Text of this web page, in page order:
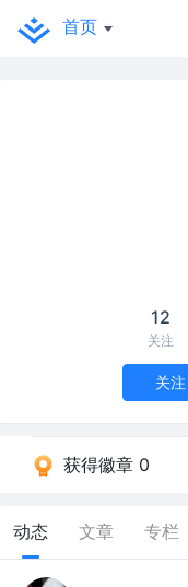
首页
12
关注
关注
获得徽章 0
动态 文章 专栏